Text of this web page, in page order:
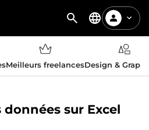
Meilleurs freelancesDesign &
données sur Excel